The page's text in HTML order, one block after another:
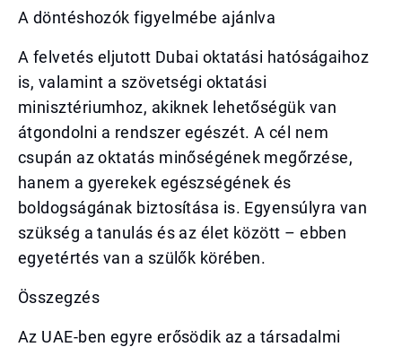
A döntéshozók figyelmébe ajánlva
A felvetés eljutott Dubai oktatási hatóságaihoz
is, valamint a szövetségi oktatási
minisztériumhoz, akiknek lehetőségük van
átgondolni a rendszer egészét. A cél nem
csupán az oktatás minőségének megőrzése,
hanem a gyerekek egészségének és
boldogságának biztosítása is. Egyensúlyra van
szükség a tanulás és az élet között – ebben
egyetértés van a szülők körében.
Összegzés
Az UAE-ben egyre erősödik az a társadalmi